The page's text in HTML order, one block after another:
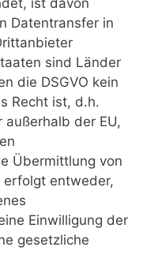
ist davon
Datentransfer in
sind Länder
die DSGVO kein
Recht ist, d.h.
der EU,
Übermittlung von
entweder,
Einwilligung der
gesetzliche